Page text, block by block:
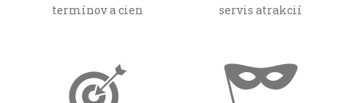
termínov a cien
servis atrakcií